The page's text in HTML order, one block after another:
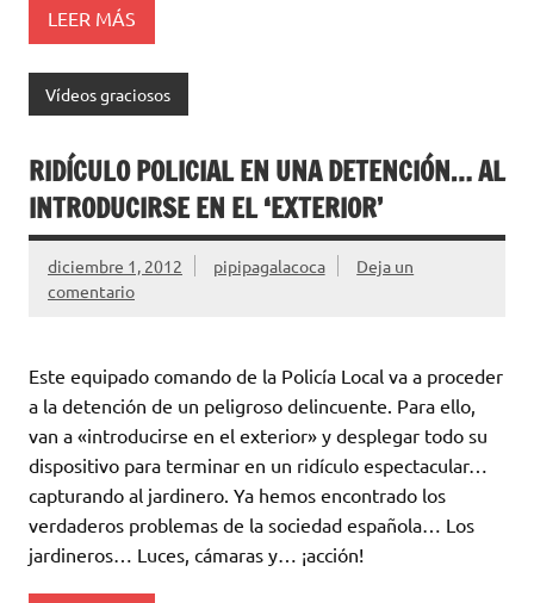
LEER MÁS
Vídeos graciosos
RIDÍCULO POLICIAL EN UNA DETENCIÓN… AL
INTRODUCIRSE EN EL ‘EXTERIOR’
diciembre 1, 2012 pipipagalacoca
Deja un
comentario
Este equipado comando de la Policía Local va a proceder
a la detención de un peligroso delincuente. Para ello,
van a «introducirse en el exterior» y desplegar todo su
dispositivo para terminar en un ridículo espectacular…
capturando al jardinero. Ya hemos encontrado los
verdaderos problemas de la sociedad española… Los
jardineros… Luces, cámaras y… ¡acción!